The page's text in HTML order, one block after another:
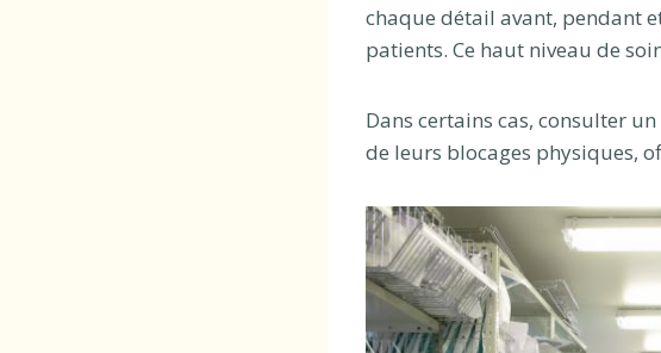
chaque détail avant, pendant
patients. Ce haut niveau de
Dans certains cas, consulter un
de leurs blocages physiques,